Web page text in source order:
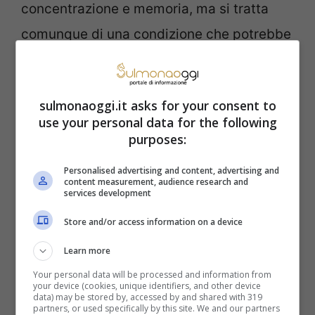
concentrazione e memoria, ma si tratta
comunque di una condizione che potrebbe
essere stressante anche per il traditore.
Questa persona, pertanto, potrebbe
irritarsi spesso ed apparentemente senza
motivo, mostrandosi arrabbiato o
affrontare determinati argomenti (di cui
prima parlava apertamente), potrebbe
essere un chiaro campanello d’allarme.
Inoltre, un altro segnale potrebbe essere la
sulmonaoggi.it asks for your consent to
use your personal data for the following
purposes:
Personalised advertising and content, advertising and
content measurement, audience research and
services development
Store and/or access information on a device
Learn more
Your personal data will be processed and information from
your device (cookies, unique identifiers, and other device
data) may be stored by, accessed by and shared with 319
partners, or used specifically by this site. We and our partners